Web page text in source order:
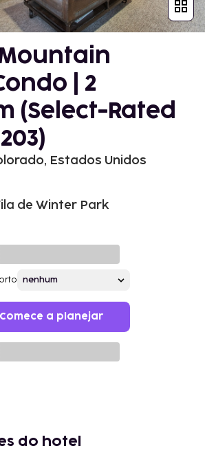
| 2
(Select-Rated
Estados Unidos
de Winter Park
Comece a planejar
do hotel